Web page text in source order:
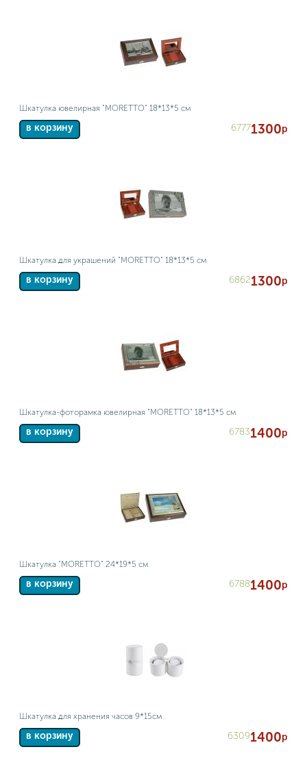
Шкатулка ювелирная "MORETTO" 18*13*5 см
в корзину 67771300р
Шкатулка для украшений "MORETTO" 18*13*5 см
в корзину 68621300р
Шкатулка-фоторамка ювелирная "MORETTO" 18*13*5 см
в корзину 67831400р
Шкатулка "MORETTO" 24*19*5 см
в корзину 67881400р
Шкатулка для хранения часов 9*15см
в корзину 63091400р